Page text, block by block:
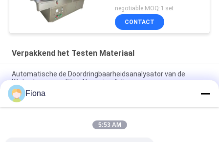
Stralingssterilisatie voor
Gezichtsmaskers,
UVsterilisatormachine
negotiable MOQ:1 set
CONTACT
Verpakkend het Testen Materiaal
Automatische de Doordringbaarheidsanalysator van de
Waterdamp voor Film, Aluminiumfolie
Van de het Golfkartondoos van ASTM D642 van de de
Verbrijzelingscompressie het Bestand Meetapparaat
ISO3036 het analoge Typekarton doordringt
Fiona
5:53 AM